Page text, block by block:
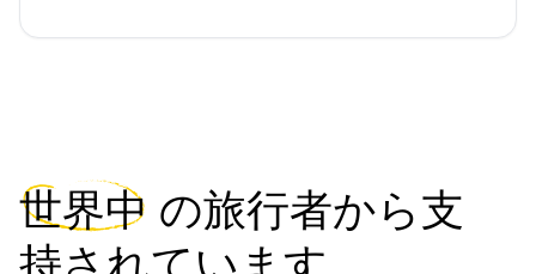
世界中 の旅行者から支